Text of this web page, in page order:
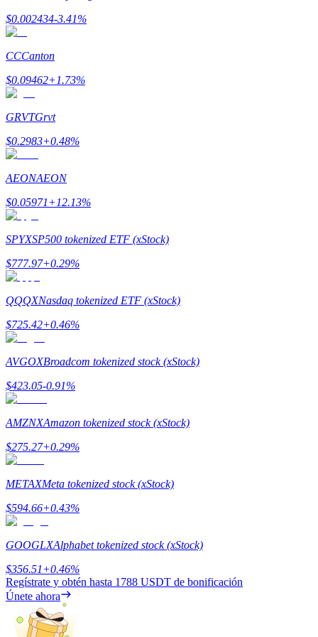
Earn
Power Piggy
Gana recompensas competitivas diariamente
Staking
Alta rentabilidad y acceso instantáneo
Launchpool
Participación flexible para ganar tokens populares
$0.002434-3.41%
CCCanton
$0.09462+1.73%
GRVTGrvt
$0.2983+0.48%
AEONAEON
$0.05971+12.13%
SPYXSP500 tokenized ETF (xStock)
$777.97+0.29%
QQQXNasdaq tokenized ETF (xStock)
$725.42+0.46%
AVGOXBroadcom tokenized stock (xStock)
$423.05-0.91%
AMZNXAmazon tokenized stock (xStock)
$275.27+0.29%
METAXMeta tokenized stock (xStock)
$594.66+0.43%
GOOGLXAlphabet tokenized stock (xStock)
$356.51+0.46%
Regístrate y obtén hasta 1788 USDT de bonificación
Únete ahora